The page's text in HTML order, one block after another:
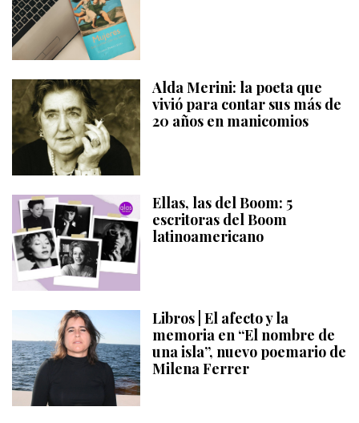
Alda Merini: la poeta que
vivió para contar sus más de
20 años en manicomios
Ellas, las del Boom: 5
escritoras del Boom
latinoamericano
Libros | El afecto y la
memoria en “El nombre de
una isla”, nuevo poemario de
Milena Ferrer